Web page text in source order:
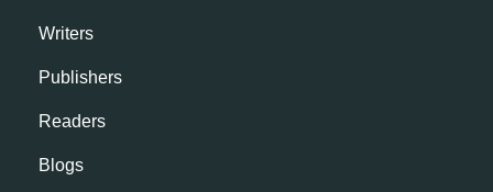
Writers
Publishers
Readers
Blogs